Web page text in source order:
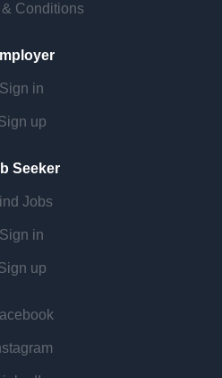
& Conditions
Sign in
up
Seeker
Jobs
Sign in
up